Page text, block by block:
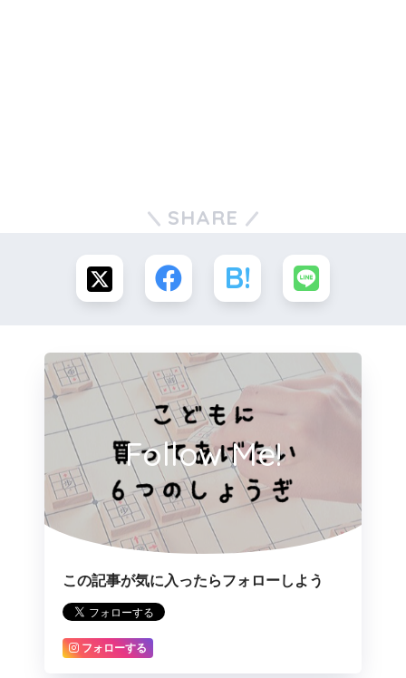
SHARE
Follow Me!
この記事が気に入ったらフォローしよう
フォローする